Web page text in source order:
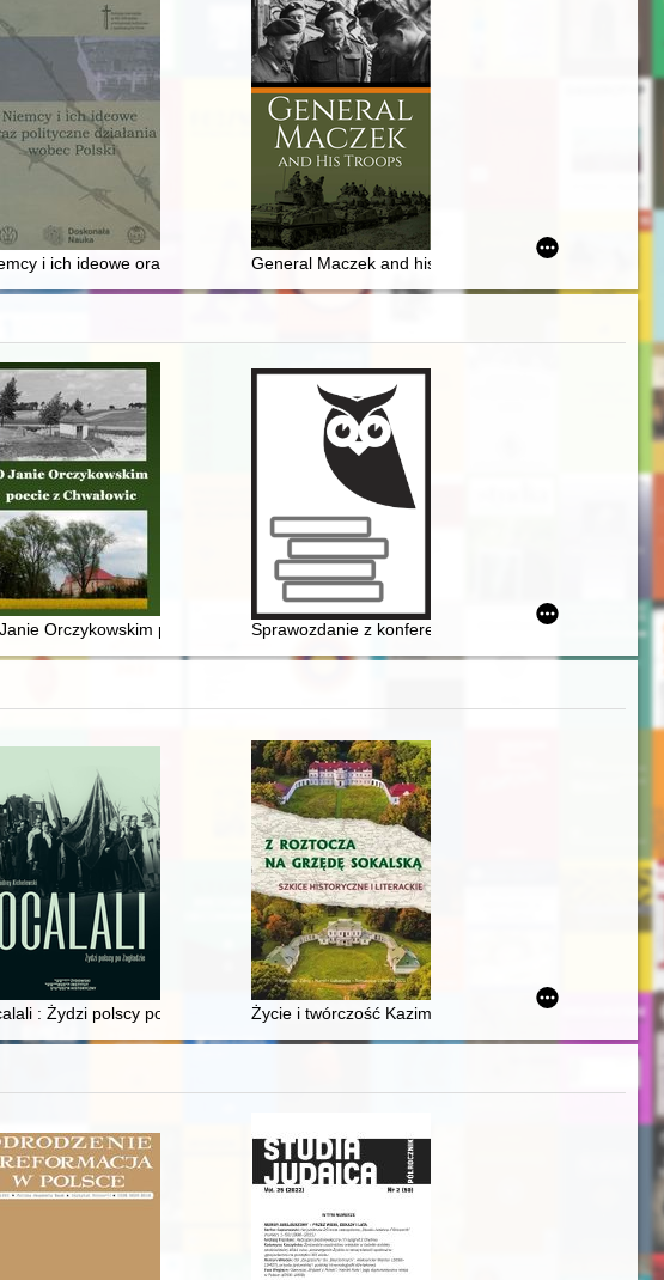
2, obywatelskiego Gminy Orońsko : wybrane działania Stowarzyszenia Odnowy i
i ich ideowe oraz polityczne działania wobec Polski
General Maczek and his troops
1795-1918
inżynierów napoleońskiej twierdzy Gdańsk
Orczykowskim poecie z ChwałowicSprawozdanie z konferencji naukowej "Poza. Historie
XVII wieku : rekonesans badawczy
= Bier im Riesengebirge : Ausstellungskatalog
: Żydzi polscy po Zagładzie Życie i twórczość Kazimierza Zbigniewa Łońskiego